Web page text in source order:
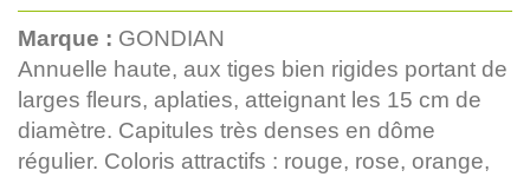
Marque : GONDIAN
Annuelle haute, aux tiges bien rigides portant de
larges fleurs, aplaties, atteignant les 15 cm de
diamètre. Capitules très denses en dôme
régulier. Coloris attractifs : rouge, rose, orange,